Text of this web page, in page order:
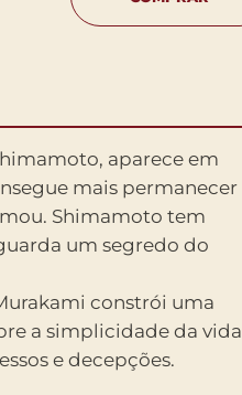
aparece em
mais permanecer
Shimamoto tem
um segredo do
constrói uma
a simplicidade da vida
e decepções.